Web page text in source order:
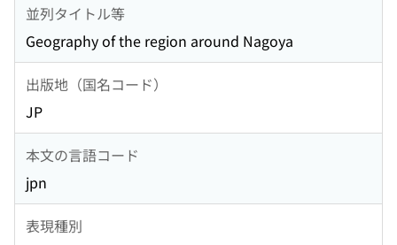
並列タイトル等
Geography of the region around Nagoya
出版地（国名コード）
JP
本文の言語コード
jpn
表現種別